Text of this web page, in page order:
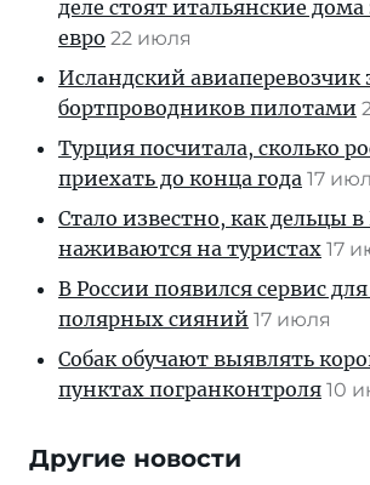
деле стоят итальянские дома
евро 22 июля
Исландский авиаперевозчик
бортпроводников пилотами
Турция посчитала, сколько
приехать до конца года 17
Стало известно, как дельцы
наживаются на туристах 17
В России появился сервис
полярных сияний 17 июля
Собак обучают выявлять
пунктах погранконтроля 10
Другие новости